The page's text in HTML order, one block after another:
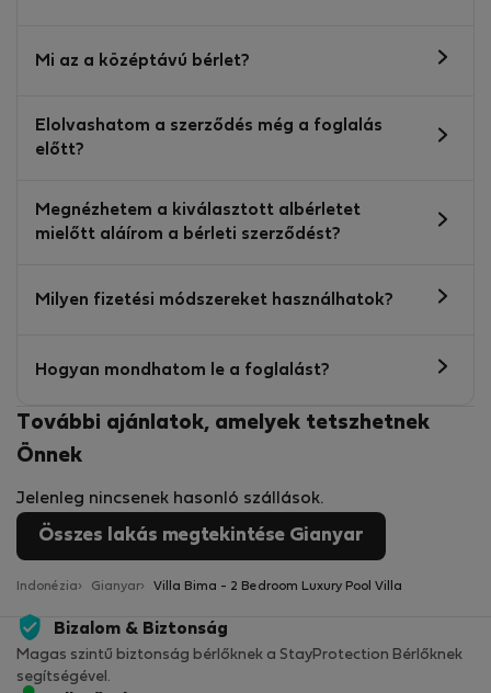
Mi az a középtávú bérlet?
Elolvashatom a szerződés még a foglalás
előtt?
Megnézhetem a kiválasztott albérletet
mielőtt aláírom a bérleti szerződést?
Milyen fizetési módszereket használhatok?
Hogyan mondhatom le a foglalást?
További ajánlatok, amelyek tetszhetnek
Önnek
Jelenleg nincsenek hasonló szállások.
Összes lakás megtekintése Gianyar
Indonézia Gianyar Villa Bima - 2 Bedroom Luxury Pool Villa
Bizalom & Biztonság
Magas szintű biztonság bérlőknek a StayProtection Bérlőknek
segítségével.